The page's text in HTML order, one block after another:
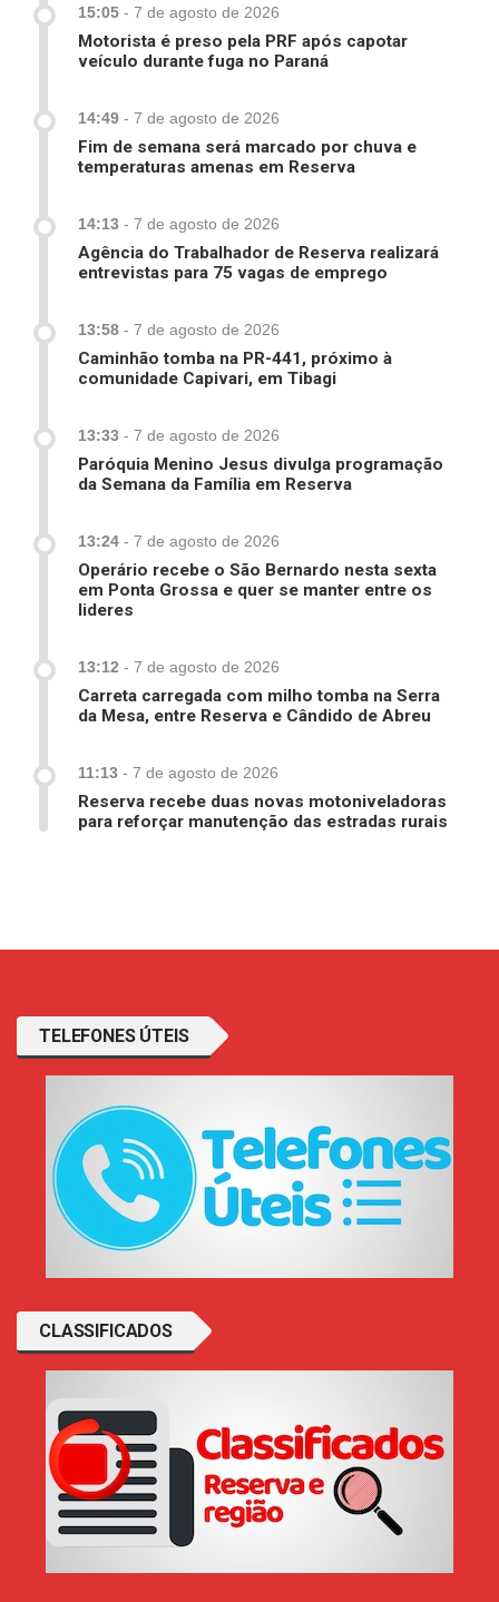
15:05 - 7 de agosto de 2026
Motorista é preso pela PRF após capotar
veículo durante fuga no Paraná
14:49 - 7 de agosto de 2026
Fim de semana será marcado por chuva e
temperaturas amenas em Reserva
14:13 - 7 de agosto de 2026
Agência do Trabalhador de Reserva realizará
entrevistas para 75 vagas de emprego
13:58 - 7 de agosto de 2026
Caminhão tomba na PR-441, próximo à
comunidade Capivari, em Tibagi
13:33 - 7 de agosto de 2026
Paróquia Menino Jesus divulga programação
da Semana da Família em Reserva
13:24 - 7 de agosto de 2026
Operário recebe o São Bernardo nesta sexta
em Ponta Grossa e quer se manter entre os
lideres
13:12 - 7 de agosto de 2026
Carreta carregada com milho tomba na Serra
da Mesa, entre Reserva e Cândido de Abreu
11:13 - 7 de agosto de 2026
Reserva recebe duas novas motoniveladoras
para reforçar manutenção das estradas rurais
TELEFONES ÚTEIS
CLASSIFICADOS